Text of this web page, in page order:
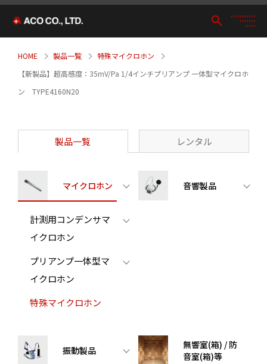
HOME 製品一覧
特殊マイクロホン
【新製品】超高感度：35mV/Pa 1/4インチプリアンプ 一体型マイクロホ
ン TYPE4160N20
製品一覧 レンタル
マイクロホン
計測用コンデンサマ
イクロホン
プリアンプ一体型マ
イクロホン
特殊マイクロホン
音響製品
振動製品
無響室(箱) / 防
音室(箱)等